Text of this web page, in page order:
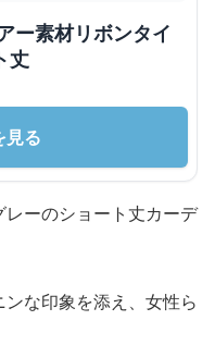
ー素材リボンタイ
丈
見る
ーのショート丈カーデ
な印象を添え、女性ら